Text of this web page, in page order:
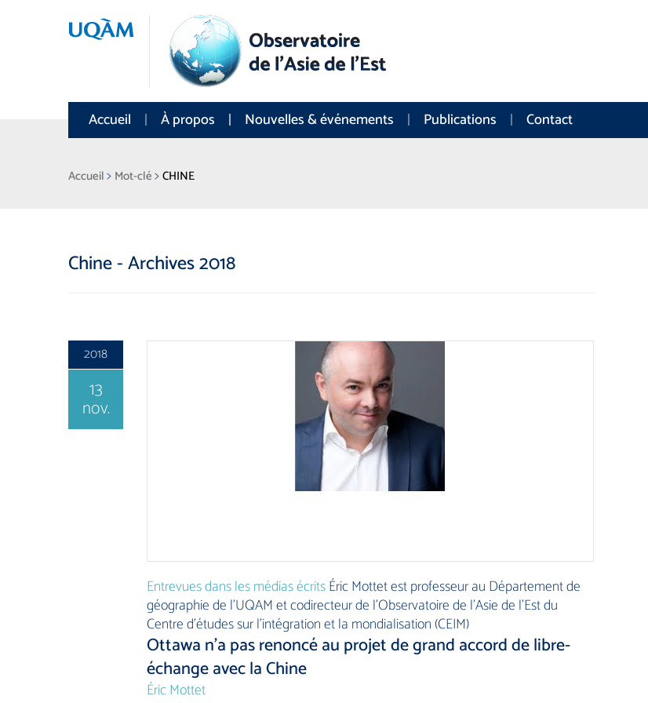
Accueil À propos Nouvelles & événements Publications Contact
Accueil> Mot-clé>CHINE
Chine - Archives 2018
2018
13
nov.
Entrevues dans les médias écritsÉric Mottet est professeur au Département de
géographie de l’UQAM et codirecteur de l’Observatoire de l’Asie de l’Est du
Centre d’études sur l’intégration et la mondialisation (CEIM)
Ottawa n’a pas renoncé au projet de grand accord de libre-
échange avec la Chine
Éric Mottet